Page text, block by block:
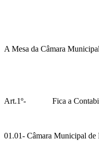
A Mesa da Câmara
Art.1º- Fica a
01.01- Câmara Municipal de